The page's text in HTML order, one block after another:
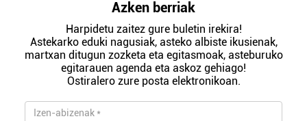
Azken berriak
Harpidetu zaitez gure buletin irekira!
Astekarko eduki nagusiak, asteko albiste ikusienak,
martxan ditugun zozketa eta egitasmoak, asteburuko
egitarauen agenda eta askoz gehiago!
Ostiralero zure posta elektronikoan.